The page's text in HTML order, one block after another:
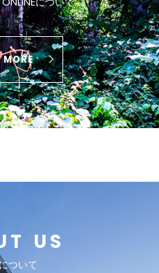
US
ついて